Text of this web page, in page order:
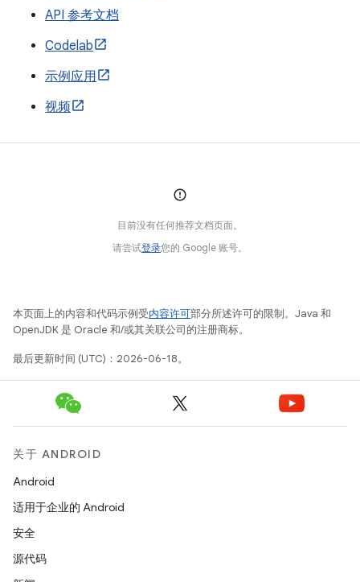
API 参考文档
Codelab
示例应用
视频
目前没有任何推荐文档页面。
请尝试登录您的 Google 账号。
本页面上的内容和代码示例受内容许可部分所述许可的限制。Java 和
OpenJDK 是 Oracle 和/或其关联公司的注册商标。
最后更新时间 (UTC)：2026-06-18。
关于 ANDROID
Android
适用于企业的 Android
安全
源代码